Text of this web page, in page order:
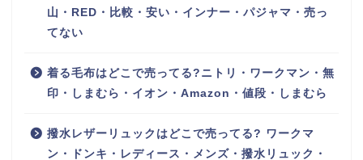
山・RED・比較・安い・インナー・パジャマ・売っ
てない
着る毛布はどこで売ってる?ニトリ・ワークマン・無
印・しまむら・イオン・Amazon・値段・しまむら
撥水レザーリュックはどこで売ってる? ワークマ
ン・ドンキ・レディース・メンズ・撥水リュック・